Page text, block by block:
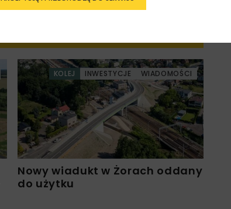
KOLEJ INWESTYCJE WIADOMOŚCI
Nowy wiadukt w Żorach oddany
do użytku